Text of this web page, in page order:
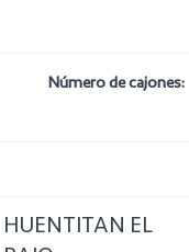
Número de cajones:
HUENTITAN EL